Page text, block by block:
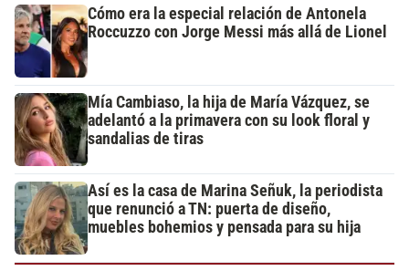
Cómo era la especial relación de Antonela
Roccuzzo con Jorge Messi más allá de Lionel
Mía Cambiaso, la hija de María Vázquez, se
adelantó a la primavera con su look floral y
sandalias de tiras
Así es la casa de Marina Señuk, la periodista
que renunció a TN: puerta de diseño,
muebles bohemios y pensada para su hija